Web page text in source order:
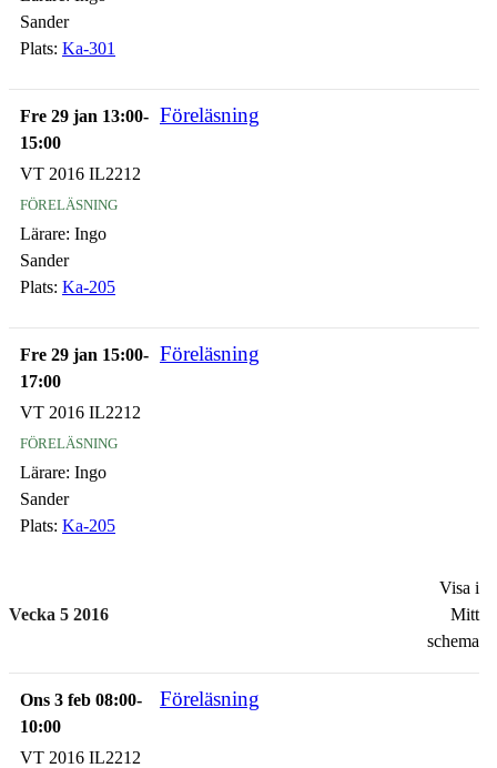
Sander
Plats: Ka-301
Fre 29 jan 13:00-
15:00
Föreläsning
VT 2016 IL2212
föreläsning
Lärare: Ingo
Sander
Plats: Ka-205
Fre 29 jan 15:00-
17:00
Föreläsning
VT 2016 IL2212
föreläsning
Lärare: Ingo
Sander
Plats: Ka-205
Vecka 5 2016
Visa i
Mitt
schema
Ons 3 feb 08:00-
10:00
Föreläsning
VT 2016 IL2212